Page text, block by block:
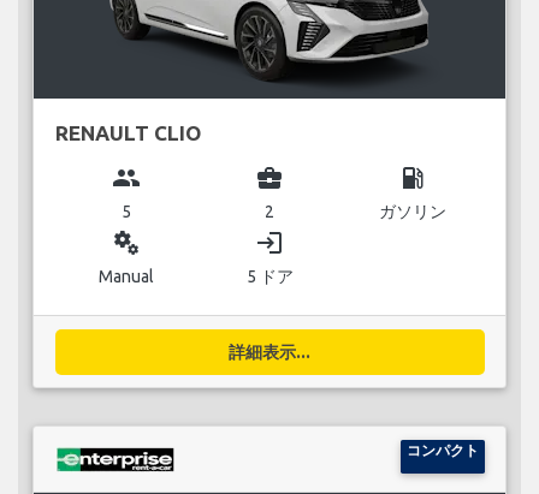
RENAULT CLIO
group
5
business_center
2
local_gas_station
ガソリン
miscellaneous_services
Manual
login
5 ドア
詳細表示...
コンパクト